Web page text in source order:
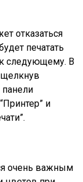
отказаться
печатать
к следующему. В
щелкнув
и
очень важным